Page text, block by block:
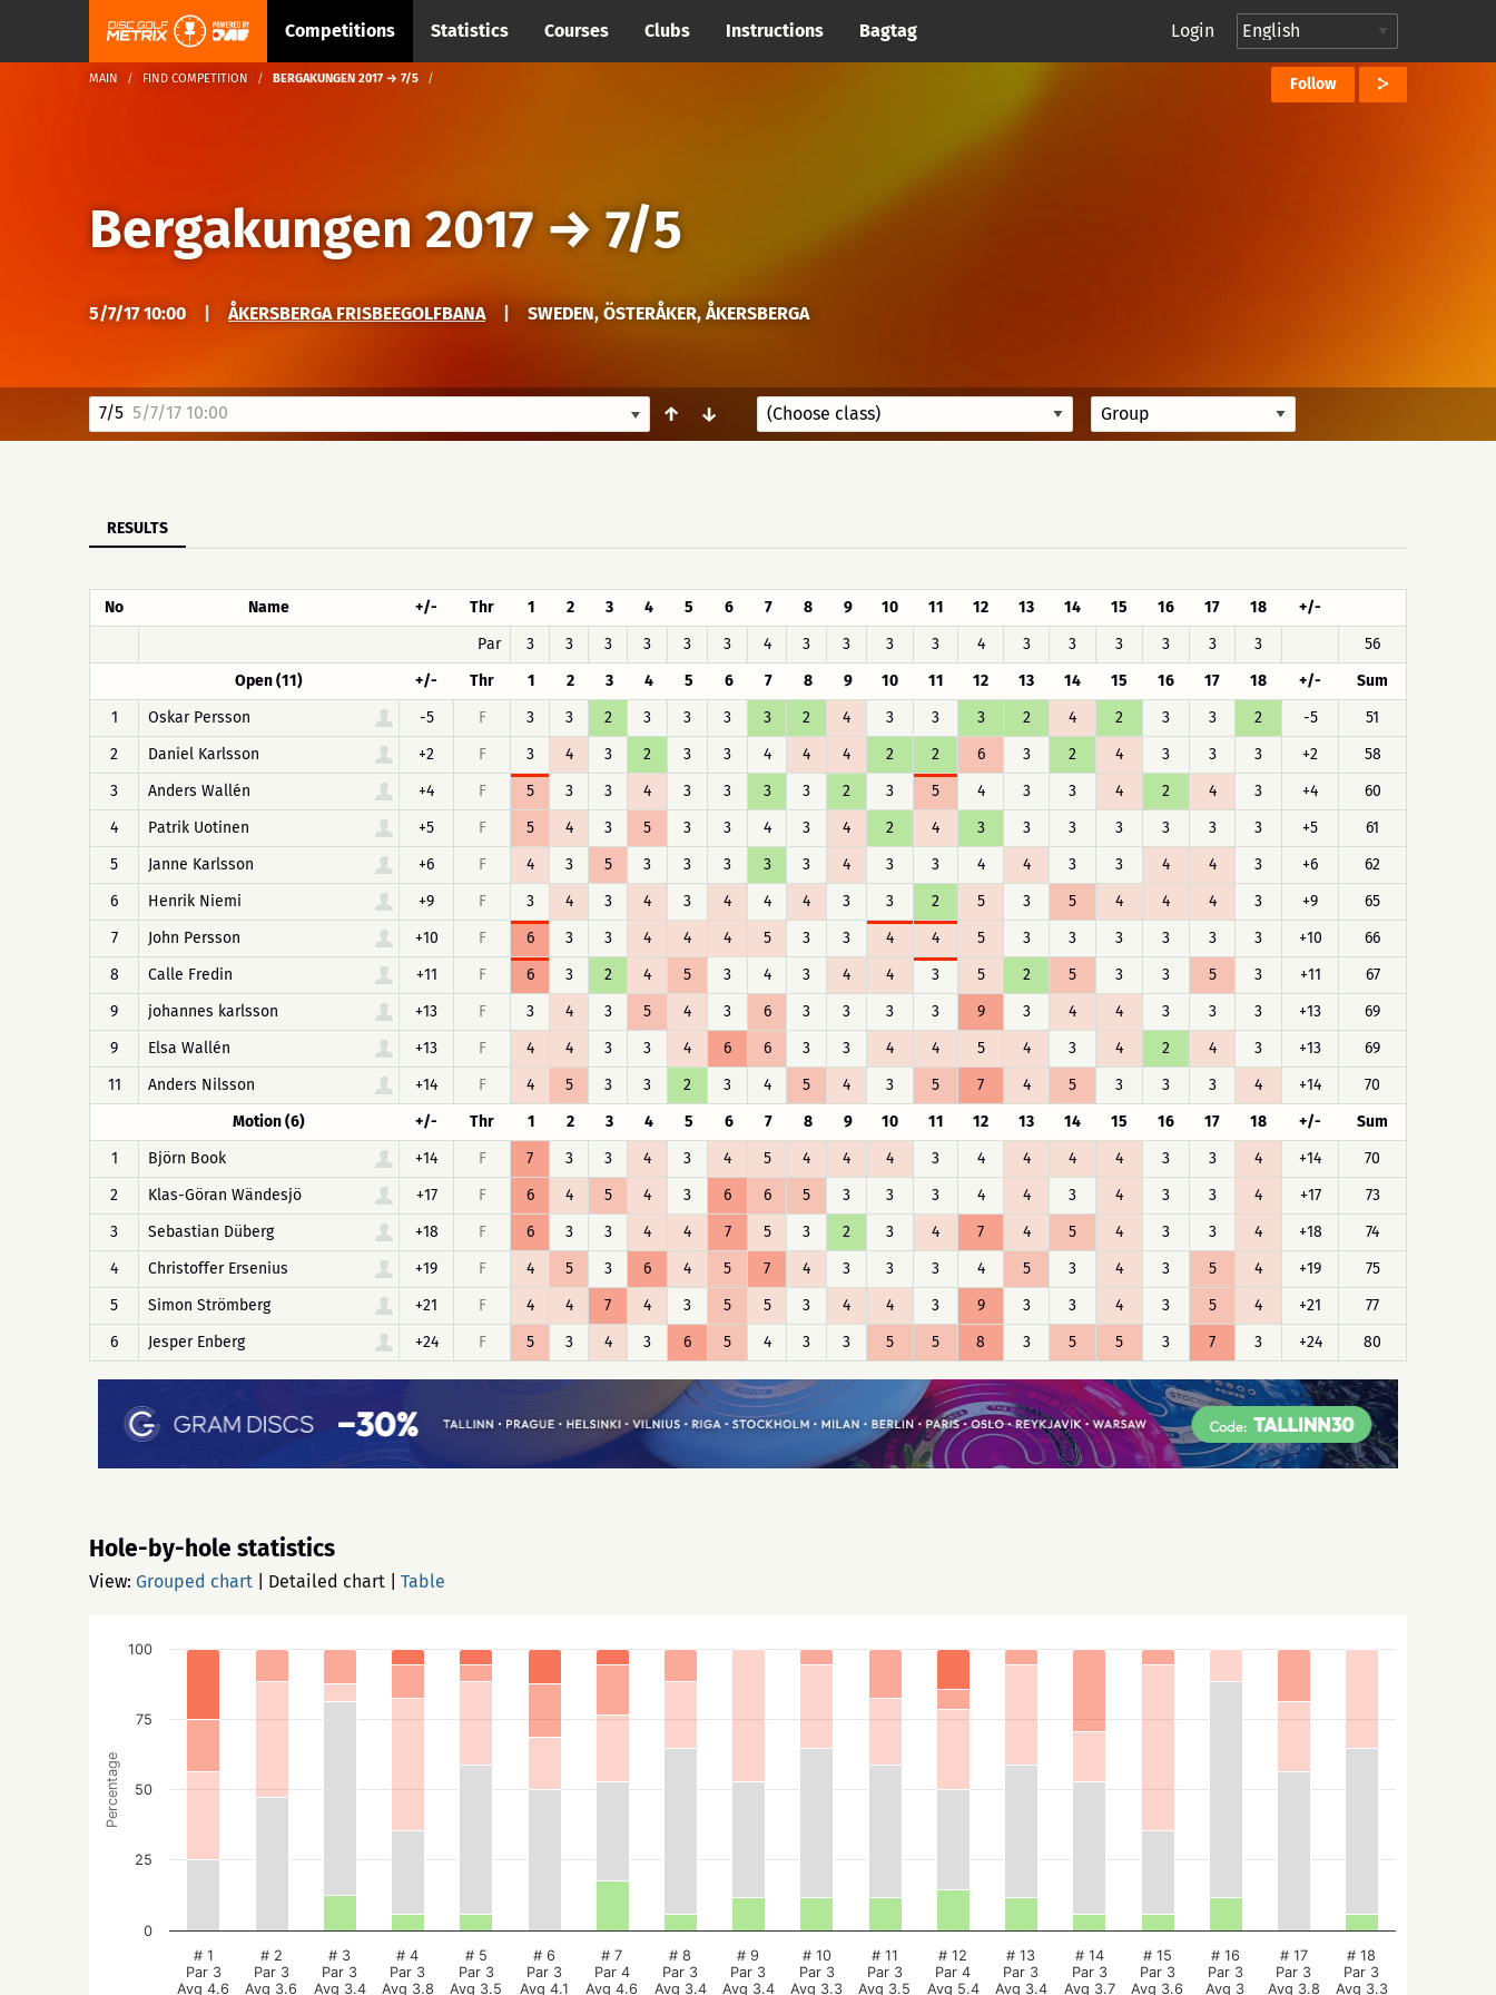
Competitions Statistics Courses Clubs Instructions Bagtag Login
MAIN FIND COMPETITION BERGAKUNGEN 2017 → 7/5 Follow
Bergakungen 2017→ 7/5
5/7/17 10:00 ÅKERSBERGA FRISBEEGOLFBANA SWEDEN, ÖSTERÅKER, ÅKERSBERGA
7/5 5/7/17 10:00 ↑ ↓
RESULTS
No Name +/- Thr 1 2 3 4 5 6 7 8 9 10 11 12 13 14 15 16 17 18
+/-
Par
3 3 3 3 3 3 4 3 3 3 3 4 3 3 3 3 3 3
56
Open (11)
+/- Thr 1 2 3 4 5 6 7 8 9 10 11 12 13 14 15 16 17 18 +/-
Sum
1
Oskar Persson -5 F 3 3 2 3 3 3 3 2 4 3 3 3 2 4 2 3 3 2 -5
51
2
Daniel Karlsson +2 F 3 4 3 2 3 3 4 4 4 2 2 6 3 2 4 3 3 3 +2
58
3
Anders Wallén +4 F 5 3 3 4 3 3 3 3 2 3 5 4 3 3 4 2 4 3 +4
60
4
Patrik Uotinen +5 F 5 4 3 5 3 3 4 3 4 2 4 3 3 3 3 3 3 3 +5
61
5
Janne Karlsson +6 F 4 3 5 3 3 3 3 3 4 3 3 4 4 3 3 4 4 3 +6
62
6
Henrik Niemi +9 F 3 4 3 4 3 4 4 4 3 3 2 5 3 5 4 4 4 3 +9
65
7
John Persson +10 F 6 3 3 4 4 4 5 3 3 4 4 5 3 3 3 3 3 3 +10
66
8
Calle Fredin +11 F 6 3 2 4 5 3 4 3 4 4 3 5 2 5 3 3 5 3 +11
67
9
johannes karlsson +13 F 3 4 3 5 4 3 6 3 3 3 3 9 3 4 4 3 3 3 +13
69
9
Elsa Wallén +13 F 4 4 3 3 4 6 6 3 3 4 4 5 4 3 4 2 4 3 +13
69
11
Anders Nilsson +14 F 4 5 3 3 2 3 4 5 4 3 5 7 4 5 3 3 3 4 +14
70
Motion (6)
+/- Thr 1 2 3 4 5 6 7 8 9 10 11 12 13 14 15 16 17 18 +/-
Sum
1
Björn Book +14 F 7 3 3 4 3 4 5 4 4 4 3 4 4 4 4 3 3 4 +14
70
2
Klas-Göran Wändesjö +17 F 6 4 5 4 3 6 6 5 3 3 3 4 4 3 4 3 3 4 +17
73
3
Sebastian Düberg +18 F 6 3 3 4 4 7 5 3 2 3 4 7 4 5 4 3 3 4 +18
74
4
Christoffer Ersenius +19 F 4 5 3 6 4 5 7 4 3 3 3 4 5 3 4 3 5 4 +19
75
5
Simon Strömberg +21 F 4 4 7 4 3 5 5 3 4 4 3 9 3 3 4 3 5 4 +21
77
6
Jesper Enberg +24 F 5 3 4 3 6 5 4 3 3 5 5 8 3 5 5 3 7 3 +24 80
Hole-by-hole statistics
View: Grouped chart Detailed chart Table
Percentage
# 1
Par 3
Avg 4.6
# 2
Par 3
Avg 3.6
# 3
Par 3
Avg 3.4
# 4
Par 3
Avg 3.8
# 5
Par 3
Avg 3.5
# 6
Par 3
Avg 4.1
# 7
Par 4
Avg 4.6
# 8
Par 3
Avg 3.4
# 9
Par 3
Avg 3.4
# 10
Par 3
Avg 3.3
# 11
Par 3
Avg 3.5
# 12
Par 4
Avg 5.4
# 13
Par 3
Avg 3.4
# 14
Par 3
Avg 3.7
# 15
Par 3
Avg 3.6
# 16
Par 3
Avg 3
# 17
Par 3
Avg 3.8
# 18
Par 3
Avg 3.3
0
25
50
75
100